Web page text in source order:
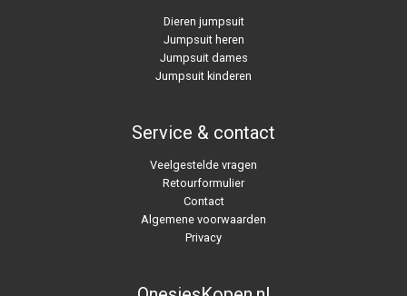
Dieren jumpsuit
Jumpsuit heren
Jumpsuit dames
Jumpsuit kinderen
Service & contact
Veelgestelde vragen
Retourformulier
Contact
Algemene voorwaarden
Privacy